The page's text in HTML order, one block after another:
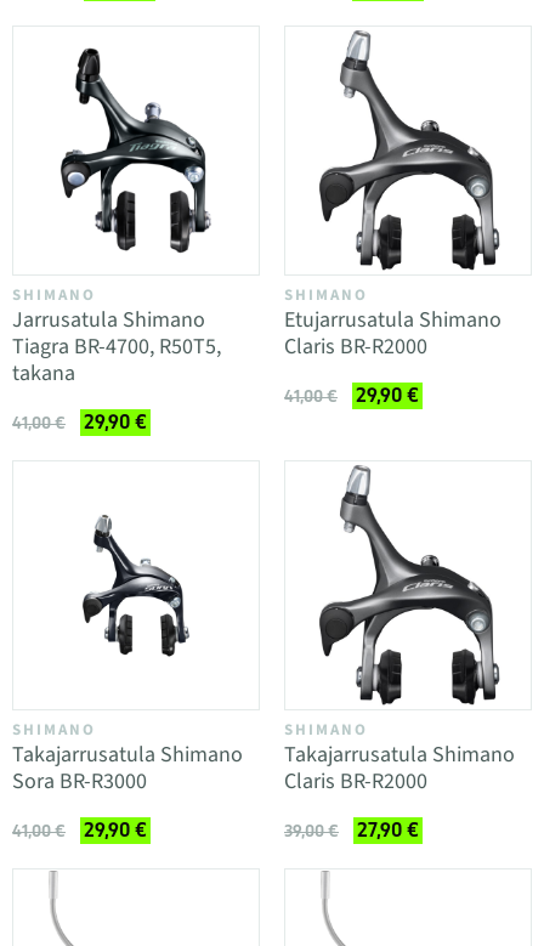
SHIMANO
Jarrusatula Shimano
Tiagra BR-4700, R50T5,
takana
41,00 € 29,90 €
SHIMANO
Etujarrusatula Shimano
Claris BR-R2000
41,00 € 29,90 €
SHIMANO
Takajarrusatula Shimano
Sora BR-R3000
41,00 € 29,90 €
SHIMANO
Takajarrusatula Shimano
Claris BR-R2000
39,00 € 27,90 €